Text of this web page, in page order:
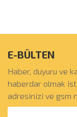
E-BÜLTEN
Haber, duyuru ve
haberdar olmak
adresinizi ve gsm